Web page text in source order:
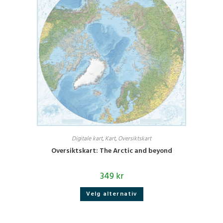
Digitale kart, Kart, Oversiktskart
Oversiktskart: The Arctic and beyond
349kr
Velg alternativ Dette
har